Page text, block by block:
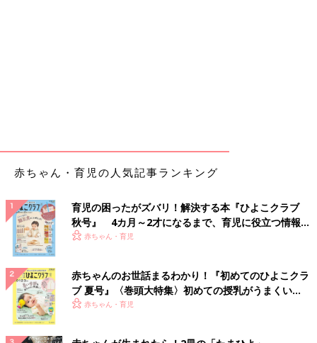
赤ちゃん・育児の人気記事ランキング
育児の困ったがズバリ！解決する本『ひよこクラブ
秋号』 4カ月～2才になるまで、育児に役立つ情報が
いっぱい！
赤ちゃん・育児
赤ちゃんのお世話まるわかり！『初めてのひよこクラ
ブ 夏号』〈巻頭大特集〉初めての授乳がうまくい
く！ おっぱい・ミルクの基本と夏のトラブル 解決テ
赤ちゃん・育児